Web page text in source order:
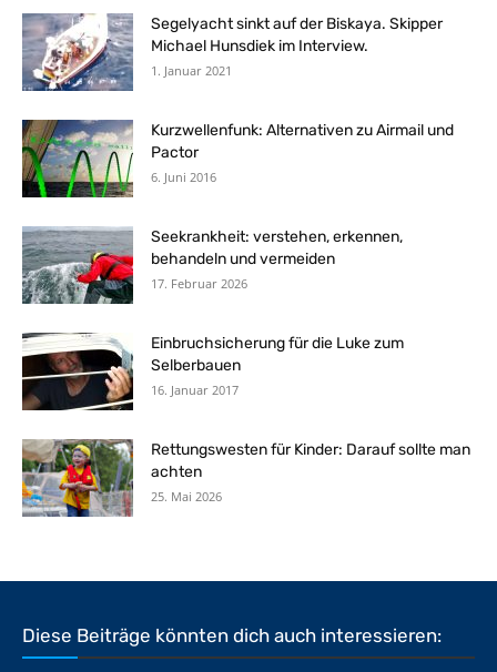
Segelyacht sinkt auf der Biskaya. Skipper
Michael Hunsdiek im Interview.
1. Januar 2021
Kurzwellenfunk: Alternativen zu Airmail und
Pactor
6. Juni 2016
Seekrankheit: verstehen, erkennen,
behandeln und vermeiden
17. Februar 2026
Einbruchsicherung für die Luke zum
Selberbauen
16. Januar 2017
Rettungswesten für Kinder: Darauf sollte man
achten
25. Mai 2026
Diese Beiträge könnten dich auch interessieren: